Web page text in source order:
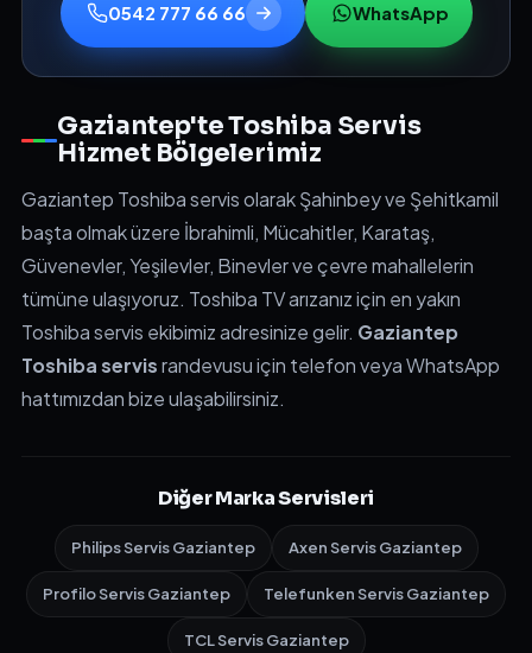
0542 777 66 66 WhatsApp
Gaziantep'te Toshiba Servis
Hizmet Bölgelerimiz
Gaziantep Toshiba servis olarak Şahinbey ve Şehitkamil
başta olmak üzere İbrahimli, Mücahitler, Karataş,
Güvenevler, Yeşilevler, Binevler ve çevre mahallelerin
tümüne ulaşıyoruz. Toshiba TV arızanız için en yakın
Toshiba servis ekibimiz adresinize gelir. Gaziantep
Toshiba servisrandevusu için telefon veya WhatsApp
hattımızdan bize ulaşabilirsiniz.
Diğer Marka Servisleri
Philips Servis Gaziantep Axen Servis Gaziantep
Profilo Servis Gaziantep Telefunken Servis Gaziantep
TCL Servis Gaziantep